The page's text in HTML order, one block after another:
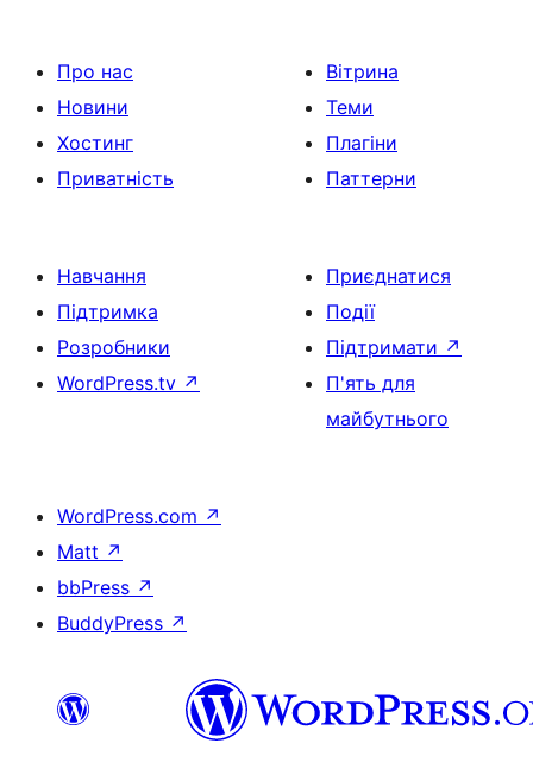
Про нас
Новини
Хостинг
Приватність
Вітрина
Теми
Плагіни
Паттерни
Навчання
Підтримка
Розробники
WordPress.tv ↗
Приєднатися
Події
Підтримати ↗
П'ять для
майбутнього
WordPress.com ↗
Matt ↗
bbPress ↗
BuddyPress ↗